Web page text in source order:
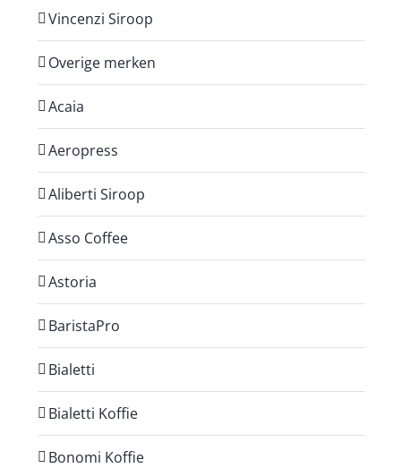
Vincenzi Siroop
Overige merken
Acaia
Aeropress
Aliberti Siroop
Asso Coffee
Astoria
BaristaPro
Bialetti
Bialetti Koffie
Bonomi Koffie